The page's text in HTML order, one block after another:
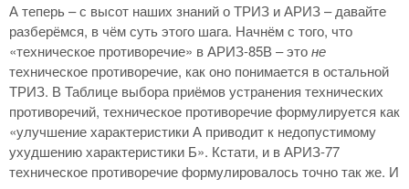
А теперь – с высот наших знаний о ТРИЗ и АРИЗ – давайте
разберёмся, в чём суть этого шага. Начнём с того, что
«техническое противоречие» в АРИЗ-85В – этоне
техническое противоречие, как оно понимается в остальной
ТРИЗ. В Таблице выбора приёмов устранения технических
противоречий, техническое противоречие формулируется как
«улучшение характеристики А приводит к недопустимому
ухудшению характеристики Б». Кстати, и в АРИЗ-77
техническое противоречие формулировалось точно так же. И